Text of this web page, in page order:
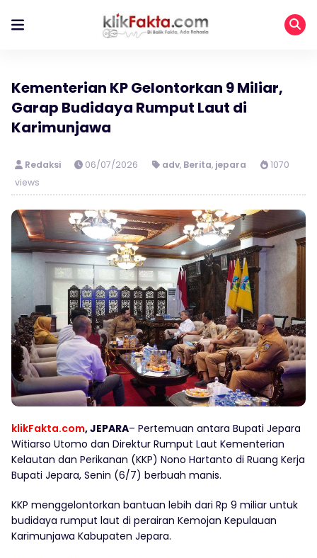
Kementerian KP Gelontorkan 9 Miliar,
Garap Budidaya Rumput Laut di
Karimunjawa
Redaksi 06/07/2026 adv, Berita, jepara
1070
views
klikFakta.com, JEPARA– Pertemuan antara Bupati Jepara
Witiarso Utomo dan Direktur Rumput Laut Kementerian
Kelautan dan Perikanan (KKP) Nono Hartanto di Ruang Kerja
Bupati Jepara, Senin (6/7) berbuah manis.
KKP menggelontorkan bantuan lebih dari Rp 9 miliar untuk
budidaya rumput laut di perairan Kemojan Kepulauan
Karimunjawa Kabupaten Jepara.